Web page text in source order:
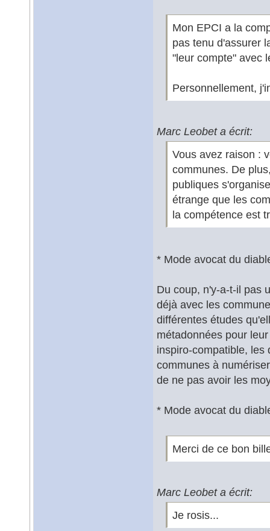
Mon EPCI a la
pas tenu d'assurer
"leur compte" avec
Personnellement,
Marc Leobet a écrit:
Vous avez raison :
communes. De
publiques
étrange que les
la compétence est
* Mode avocat du
Du coup, n'y-a-t-il pas
déjà avec les
différentes études
métadonnées pour
inspiro-compatible, les
communes à
de ne pas avoir les
* Mode avocat du
Merci de ce bon
Marc Leobet a écrit:
Je rosis...